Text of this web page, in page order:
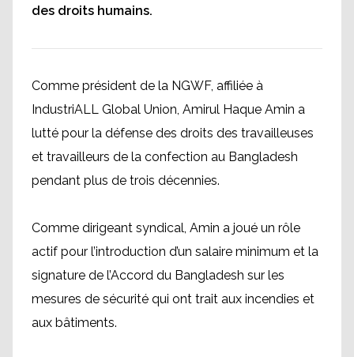
des droits humains.
Comme président de la NGWF, affiliée à
IndustriALL Global Union, Amirul Haque Amin a
lutté pour la défense des droits des travailleuses
et travailleurs de la confection au Bangladesh
pendant plus de trois décennies.
Comme dirigeant syndical, Amin a joué un rôle
actif pour l’introduction d’un salaire minimum et la
signature de l’Accord du Bangladesh sur les
mesures de sécurité qui ont trait aux incendies et
aux bâtiments.